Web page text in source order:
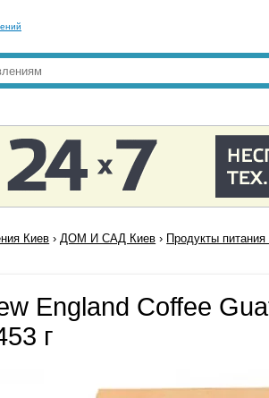
Киев ›ДОМ И САД Киев › Продукты
England Coffee
г